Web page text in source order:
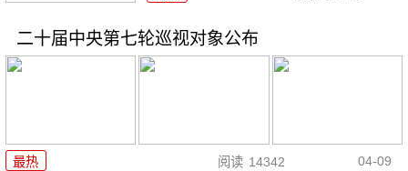
二十届中央第七轮巡视对象公布
最热 阅读 14342 04-09